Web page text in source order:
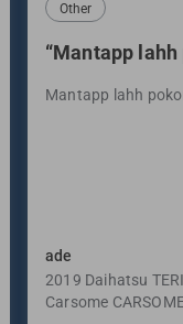
Other
“Mantapp lahh
Mantapp lahh
ade
2019 Daihatsu
Manual
Carsome